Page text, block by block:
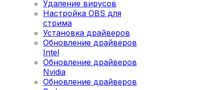
Удаление вирусов
Настройка OBS для
стрима
Установка драйверов
Обновление драйверов
Intel
Обновление драйверов
Nvidia
Обновление драйверов